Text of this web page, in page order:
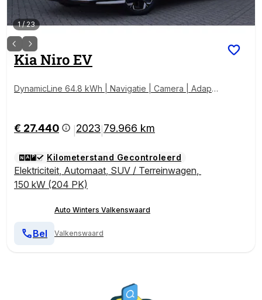
1/23
KiaNiro EV
DynamicLine 64.8 kWh | Navigatie | Camera | Adapti
€ 27.440 2023 79.966 km
Kilometerstand Gecontroleerd
Elektriciteit, Automaat, SUV / Terreinwagen,
150 kW (204 PK)
Auto Winters Valkenswaard
Valkenswaard
Bel